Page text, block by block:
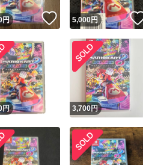
円 いいね！
5,000円
円 3,700円